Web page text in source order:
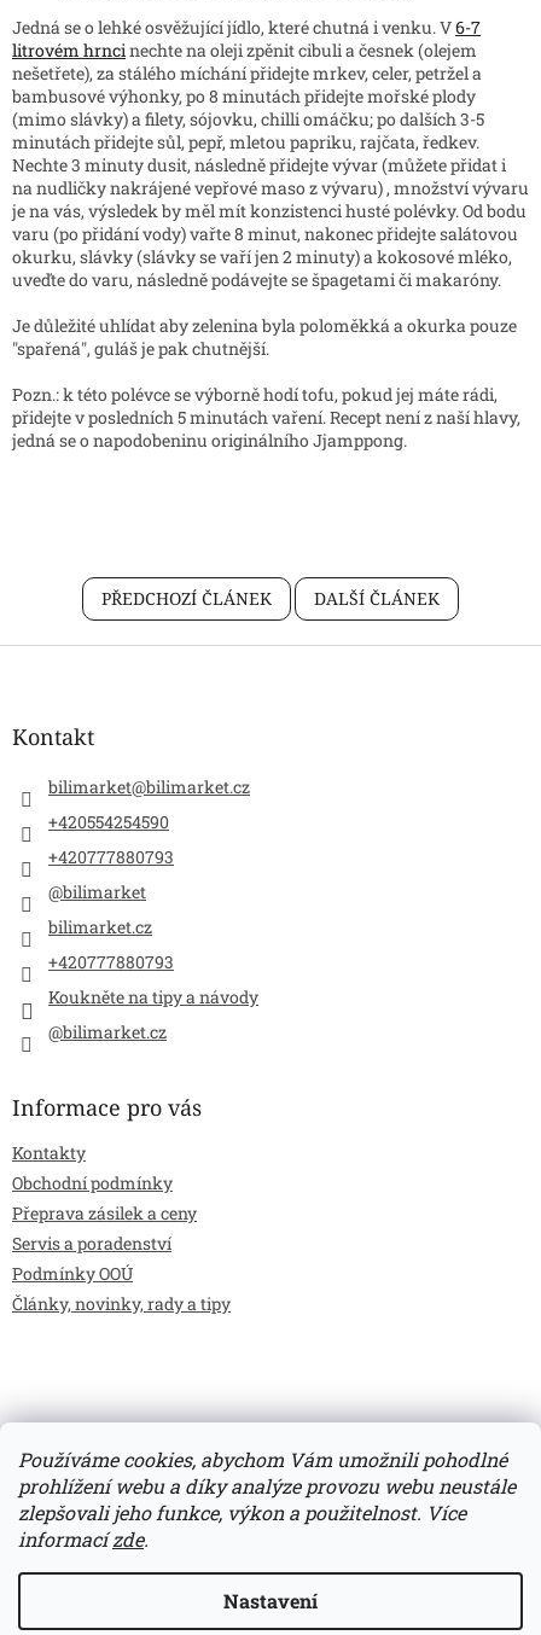
Používáme cookies, abychom Vám umožnili pohodlné
prohlížení webu a díky analýze provozu webu neustále
zlepšovali jeho funkce, výkon a použitelnost. Více
informacízde.
Nastavení
Jedná se o lehké osvěžující jídlo, které chutná i venku. V6-7
litrovém hrncinechte na oleji zpěnit cibuli a česnek (olejem
nešetřete), za stálého míchání přidejte mrkev, celer, petržel a
bambusové výhonky, po 8 minutách přidejte mořské plody
(mimo slávky) a filety, sójovku, chilli omáčku; po dalších 3-5
minutách přidejte sůl, pepř, mletou papriku, rajčata, ředkev.
Nechte 3 minuty dusit, následně přidejte vývar (můžete přidat i
na nudličky nakrájené vepřové maso z vývaru) , množství vývaru
je na vás, výsledek by měl mít konzistenci husté polévky. Od bodu
varu (po přidání vody) vařte 8 minut, nakonec přidejte salátovou
okurku, slávky (slávky se vaří jen 2 minuty) a kokosové mléko,
uveďte do varu, následně podávejte se špagetami či makaróny.
Je důležité uhlídat aby zelenina byla poloměkká a okurka pouze
"spařená", guláš je pak chutnější.
Pozn.: k této polévce se výborně hodí tofu, pokud jej máte rádi,
přidejte v posledních 5 minutách vaření. Recept není z naší hlavy,
jedná se o napodobeninu originálního Jjamppong.
PŘEDCHOZÍ ČLÁNEK DALŠÍ ČLÁNEK
Z
Kontakt
bilimarket@bilimarket.cz
+420554254590
+420777880793
@bilimarket
bilimarket.cz
+420777880793
Koukněte na tipy a návody
@bilimarket.cz
Informace pro vás
Kontakty
Obchodní podmínky
Přeprava zásilek a ceny
Servis a poradenství
Podmínky OOÚ
Články, novinky, rady a tipy
Vytvořil Shoptet
Bilimarket.cz
. Všechna práva vyhrazena.
Upravit nastavení cookies